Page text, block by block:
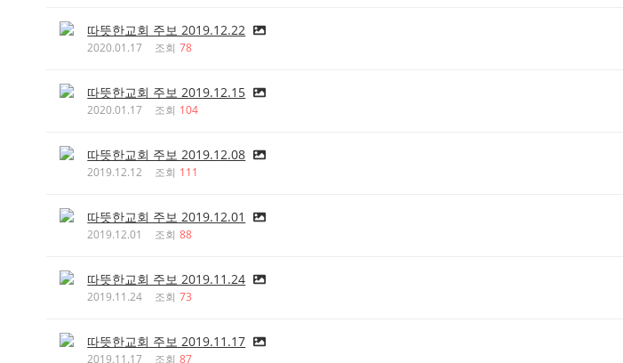
따뜻한교회 주보 2019.12.22
2020.01.17 조회 78
따뜻한교회 주보 2019.12.15
2020.01.17 조회 104
따뜻한교회 주보 2019.12.08
2019.12.12 조회 111
따뜻한교회 주보 2019.12.01
2019.12.01 조회 88
따뜻한교회 주보 2019.11.24
2019.11.24 조회 73
따뜻한교회 주보 2019.11.17
2019.11.17 조회 87